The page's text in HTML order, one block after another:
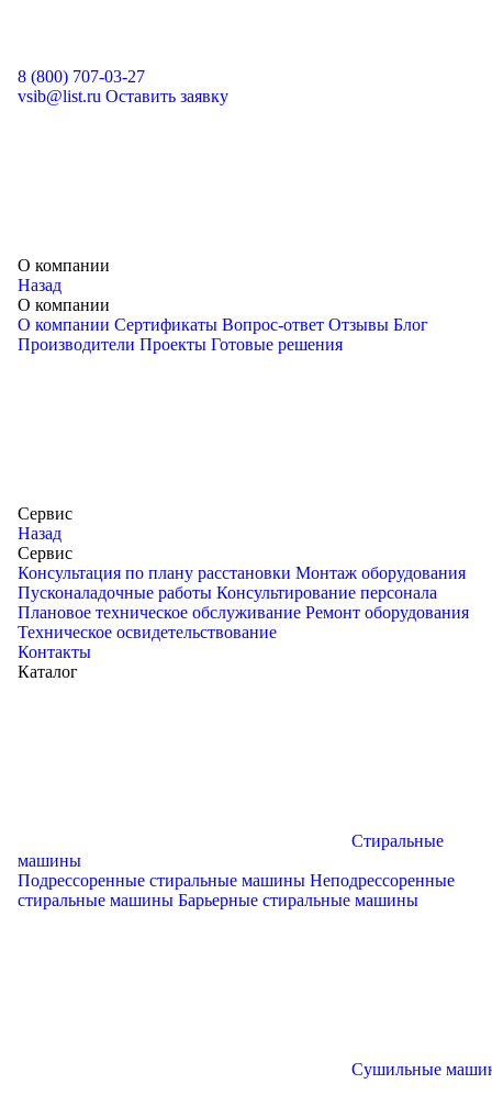
8 (800) 707-03-27
vsib@list.ru Оставить заявку
О компании
Назад
О компании
О компании Сертификаты Вопрос-ответ Отзывы Блог
Производители Проекты Готовые решения
Сервис
Назад
Сервис
Конcультация по плану расстановки Монтаж оборудования
Пусконаладочные работы Консультирование персонала
Плановое техническое обслуживание Ремонт оборудования
Техническое освидетельствование
Контакты
Каталог
Стиральные
машины
Подрессоренные стиральные машины Неподрессоренные
стиральные машины Барьерные стиральные машины
Сушильные